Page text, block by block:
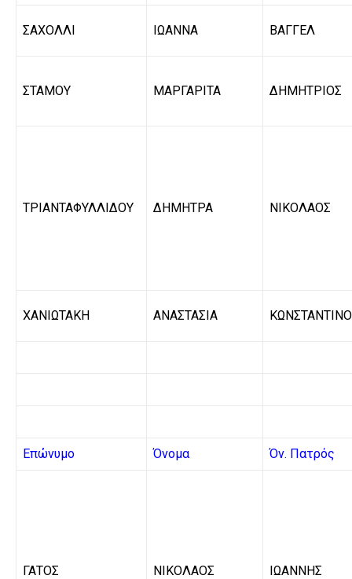
ΣΑΧΟΛΛΙ ΙΩΑΝΝΑ ΒΑΓΓΕΛ
ΣΤΑΜΟΥ ΜΑΡΓΑΡΙΤΑ ΔΗΜΗΤΡΙΟΣ
ΤΡΙΑΝΤΑΦΥΛΛΙΔΟΥ ΔΗΜΗΤΡΑ ΝΙΚΟΛΑΟΣ
ΧΑΝΙΩΤΑΚΗ ΑΝΑΣΤΑΣΙΑ
Επώνυμο Όνομα Όν. Πατρός
ΓΑΤΟΣ ΝΙΚΟΛΑΟΣ ΙΩΑΝΝΗΣ